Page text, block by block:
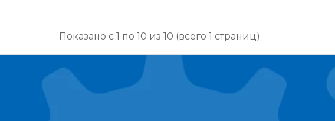
Показано с 1 по 10 из 10 (всего 1 страниц)